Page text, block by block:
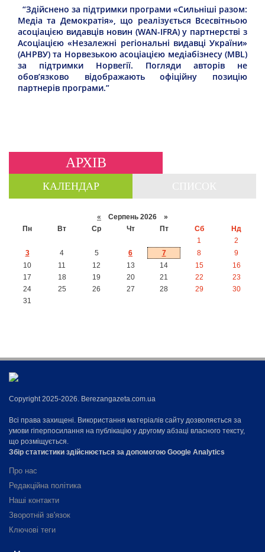
“Здійснено за підтримки програми «Сильніші разом:
Медіа та Демократія», що реалізується Всесвітньою
асоціацією видавців новин (WAN-IFRA) у партнерстві з
Асоціацією «Незалежні регіональні видавці України»
(АНРВУ) та Норвезькою асоціацією медіабізнесу (MBL)
за підтримки Норвегії. Погляди авторів не
обов’язково відображають офіційну позицію
партнерів програми.”
АРХІВ
КАЛЕНДАР
« Серпень 2026 »
Пн
Вт Ср Чт Пт Сб
Нд
1
2
3
4 5 6 7 8
9
10
11 12 13 14 15
16
17
18 19 20 21 22
23
24
25 26 27 28 29
30
31
Copyright 2025-2026. Berezangazeta.com.ua
Всі права захищені. Використання матеріалів сайту дозволяється за
умови гіперпосилання на публікацію у другому абзаці власного тексту,
що розміщується.
Збір статистики здійснюється за допомогою Google Analytics
Про нас
Редакційна політика
Наші контакти
Зворотній зв'язок
Ключові теги